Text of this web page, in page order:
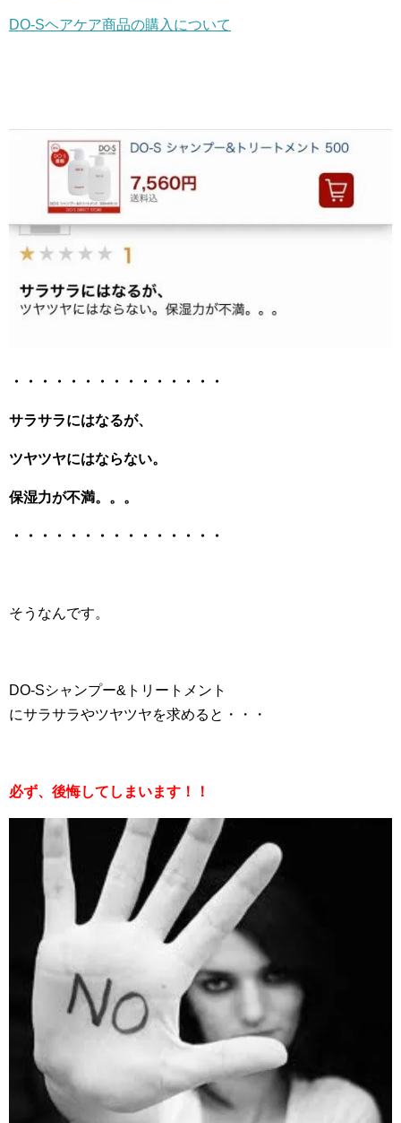
DO-Sヘアケア商品の購入について
・・・・・・・・・・・・・・・
サラサラにはなるが、
ツヤツヤにはならない。
保湿力が不満。。。
・・・・・・・・・・・・・・・
そうなんです。
DO-Sシャンプー&トリートメント
にサラサラやツヤツヤを求めると・・・
必ず、後悔してしまいます！！